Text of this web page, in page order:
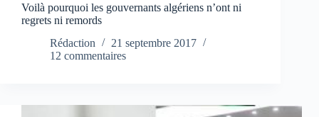
Voilà pourquoi les gouvernants algériens n’ont ni
regrets ni remords
Rédaction
21 septembre 2017
12 commentaires